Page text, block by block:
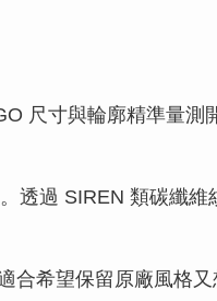
尺寸與輪廓精準量測
透過 SIREN 類碳纖維
合希望保留原廠風格